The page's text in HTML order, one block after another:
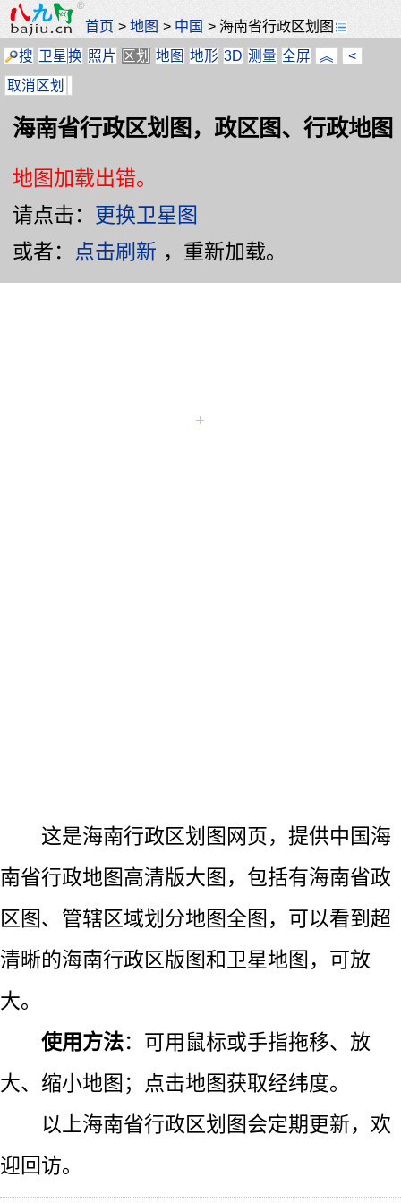
首页 >地图 > 中国 > 海南省行政区划图
搜 卫星换 照片 区划 地图 地形 3D 测量 全屏 ︽
<
取消区划
海南省行政区划图，政区图、行政地图
地图加载出错。
请点击： 更换卫星图
或者：
点击刷新 ，重新加载。
这是海南行政区划图网页，提供中国海
南省行政地图高清版大图，包括有海南省政
区图、管辖区域划分地图全图，可以看到超
清晰的海南行政区版图和卫星地图，可放
大。
使用方法：可用鼠标或手指拖移、放
大、缩小地图；点击地图获取经纬度。
以上海南省行政区划图会定期更新，欢
迎回访。